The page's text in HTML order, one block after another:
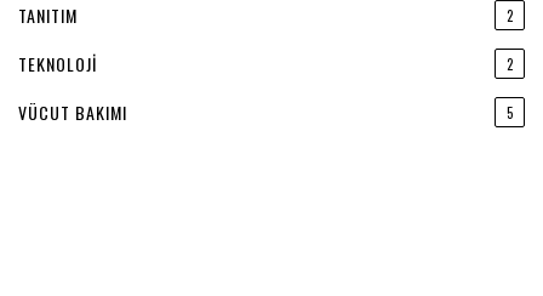
TANITIM 2
TEKNOLOJI 2
VÜCUT BAKIMI 5